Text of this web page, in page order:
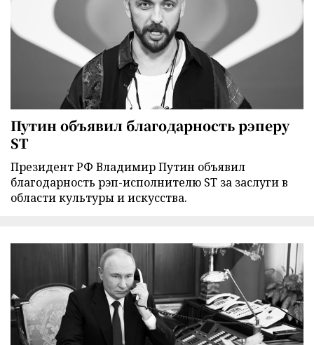
Путин объявил благодарность рэперу
ST
Президент РФ Владимир Путин объявил
благодарность рэп-исполнителю ST за заслуги в
области культуры и искусства.